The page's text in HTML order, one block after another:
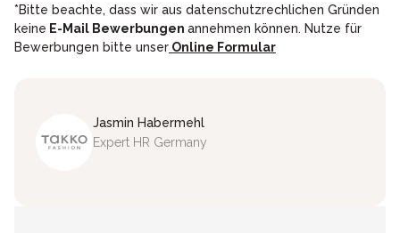
*Bitte beachte, dass wir aus datenschutzrechlichen Gründen
keine E-Mail Bewerbungen annehmen können. Nutze für
Bewerbungen bitte unser Online Formular
Jasmin Habermehl
Expert HR Germany